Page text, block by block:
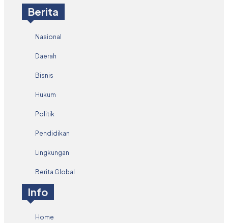
Berita
Nasional
Daerah
Bisnis
Hukum
Politik
Pendidikan
Lingkungan
Berita Global
Info
Home